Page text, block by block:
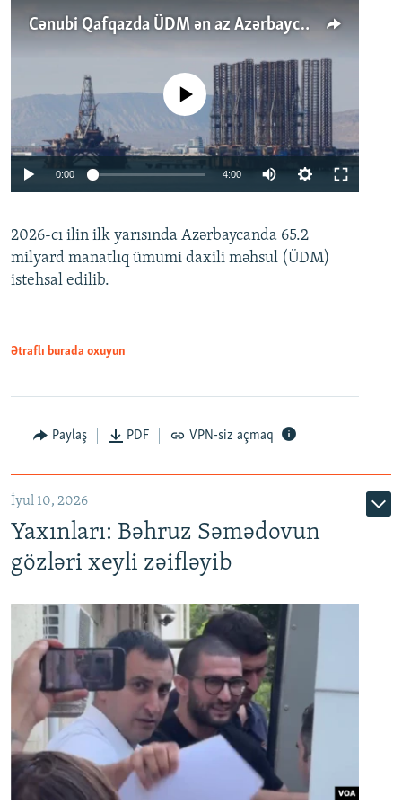
Cənubi Qafqazda ÜDM ən az Azərbaycanda artır: Qonşuları niyə Bakını qabaqlaya bilir?
Auto 240p 360p 480p
No media source currently available
0:00 4:00
360p
480p
2026-cı ilin ilk yarısında Azərbaycanda 65.2
milyard manatlıq ümumi daxili məhsul (ÜDM)
istehsal edilib.
Ətraflı burada oxuyun
Paylaş PDF VPN-siz açmaq
İyul 10, 2026
Yaxınları: Bəhruz Səmədovun
gözləri xeyli zəifləyib